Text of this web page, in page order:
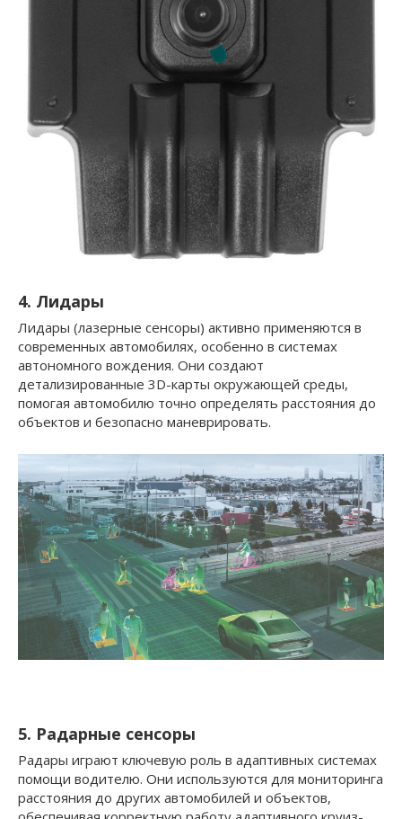
4. Лидары
Лидары (лазерные сенсоры) активно применяются в
современных автомобилях, особенно в системах
автономного вождения. Они создают
детализированные 3D-карты окружающей среды,
помогая автомобилю точно определять расстояния до
объектов и безопасно маневрировать.
5. Радарные сенсоры
Радары играют ключевую роль в адаптивных системах
помощи водителю. Они используются для мониторинга
расстояния до других автомобилей и объектов,